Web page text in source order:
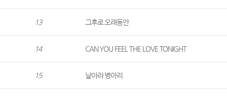
13 그후로 오래동안
14 CAN YOU FEEL THE LOVE TONIGHT
15 날아라 병아리